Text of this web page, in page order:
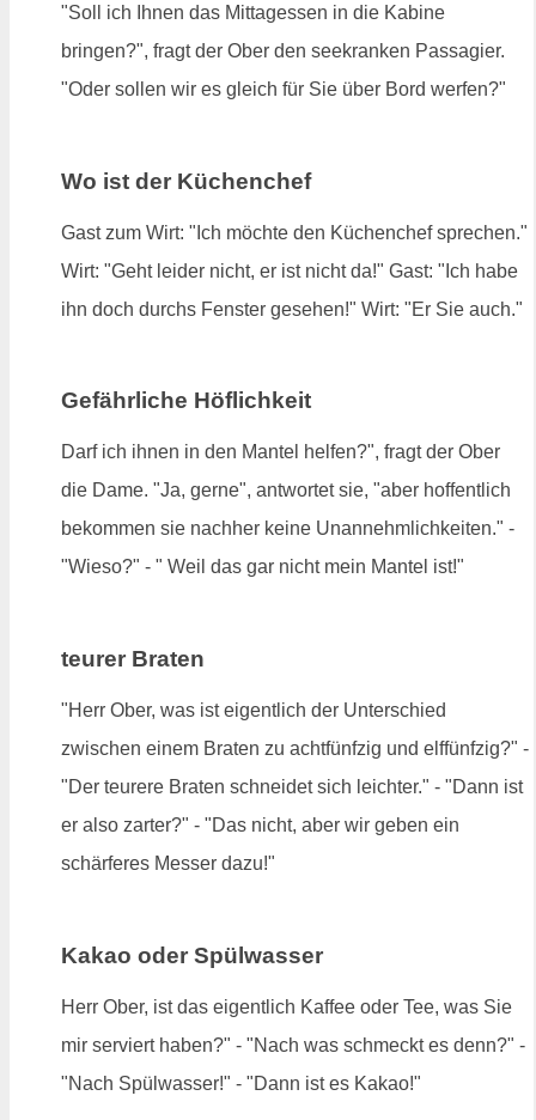
"Soll ich Ihnen das Mittagessen in die Kabine
bringen?", fragt der Ober den seekranken Passagier.
"Oder sollen wir es gleich für Sie über Bord werfen?"
Wo ist der Küchenchef
Gast zum Wirt: "Ich möchte den Küchenchef sprechen."
Wirt: "Geht leider nicht, er ist nicht da!" Gast: "Ich habe
ihn doch durchs Fenster gesehen!" Wirt: "Er Sie auch."
Gefährliche Höflichkeit
Darf ich ihnen in den Mantel helfen?", fragt der Ober
die Dame. "Ja, gerne", antwortet sie, "aber hoffentlich
bekommen sie nachher keine Unannehmlichkeiten." -
"Wieso?" - " Weil das gar nicht mein Mantel ist!"
teurer Braten
"Herr Ober, was ist eigentlich der Unterschied
zwischen einem Braten zu achtfünfzig und elffünfzig?" -
"Der teurere Braten schneidet sich leichter." - "Dann ist
er also zarter?" - "Das nicht, aber wir geben ein
schärferes Messer dazu!"
Kakao oder Spülwasser
Herr Ober, ist das eigentlich Kaffee oder Tee, was Sie
mir serviert haben?" - "Nach was schmeckt es denn?" -
"Nach Spülwasser!" - "Dann ist es Kakao!"